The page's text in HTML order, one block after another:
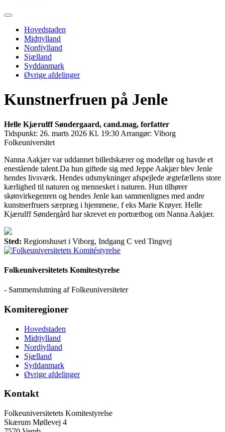
Primary
Hovedstaden
Midtjylland
Nordjylland
Sjælland
Syddanmark
Øvrige afdelinger
Kunstnerfruen på Jenle
Helle Kjærulff Søndergaard, cand.mag, forfatter
Tidspunkt: 26. marts 2026 Kl. 19:30 Arrangør: Viborg
Folkeuniversitet
Nanna Aakjær var uddannet billedskærer og modellør og havde et
enestående talent.Da hun giftede sig med Jeppe Aakjær blev Jenle
hendes livsværk. Hendes udsmykninger afspejlede ægtefællens store
kærlighed til naturen og mennesket i naturen. Hun tilhører
skønvirkegenren og hendes Jenle kan sammenlignes med andre
kunstnerfruers særpræg i hjemmene, f eks Marie Krøyer. Helle
Kjærulff Søndergård har skrevet en portrætbog om Nanna Aakjær.
Sted: Regionshuset i Viborg, Indgang C ved Tingvej
Folkeuniversitetets Komitestyrelse
- Sammenslutning af Folkeuniversiteter
Komiteregioner
Hovedstaden
Midtjylland
Nordjylland
Sjælland
Syddanmark
Øvrige afdelinger
Kontakt
Folkeuniversitetets Komitestyrelse
Skærum Møllevej 4